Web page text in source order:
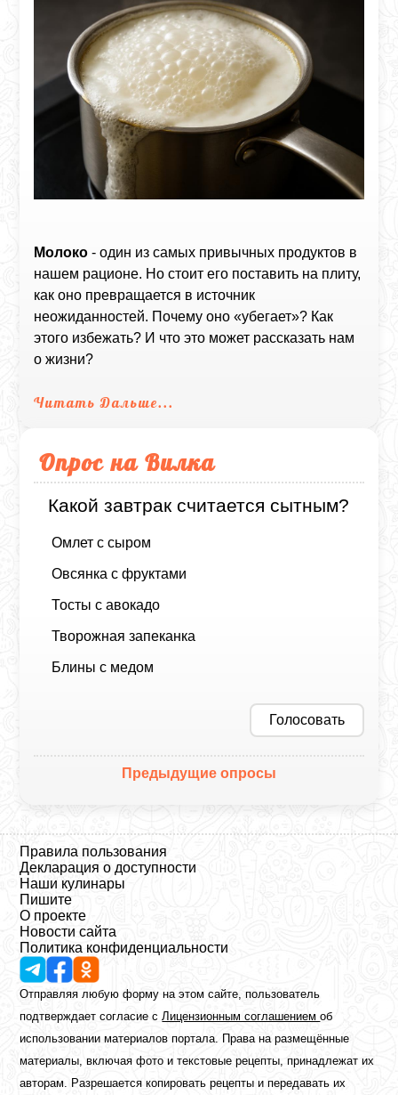
Молоко - один из самых привычных продуктов в
нашем рационе. Но стоит его поставить на плиту,
как оно превращается в источник
неожиданностей. Почему оно «убегает»? Как
этого избежать? И что это может рассказать нам
о жизни?
Читать Дальше...
Опрос на Вилка
Какой завтрак считается сытным?
Омлет с сыром
Овсянка с фруктами
Тосты с авокадо
Творожная запеканка
Блины с медом
Голосовать
Предыдущие опросы
Правила пользования
Декларация о доступности
Наши кулинары
Пишите
О проекте
Новости сайта
Политика конфиденциальности
Отправляя любую форму на этом сайте, пользователь
подтверждает согласие сЛицензионным соглашениемоб
использовании материалов портала. Права на размещённые
материалы, включая фото и текстовые рецепты, принадлежат их
авторам. Разрешается копировать рецепты и передавать их